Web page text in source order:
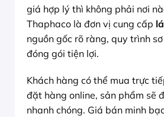
giá hợp lý thì không phải nơi
Thaphaco là đơn vị cung cấp
nguồn gốc rõ ràng, quy trình
đóng gói tiện lợi.
Khách hàng có thể mua trực
đặt hàng online, sản phẩm sẽ
nhanh chóng. Giá bán minh